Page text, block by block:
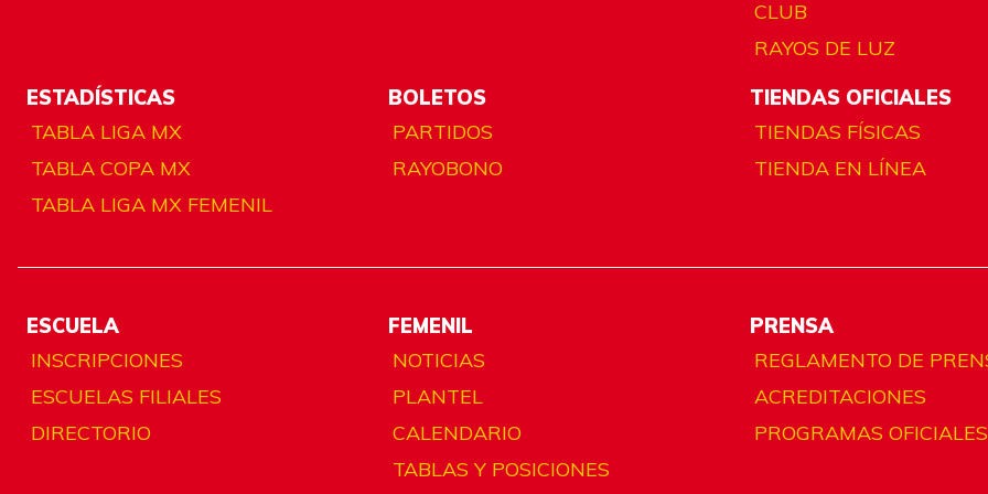
CLUB
RAYOS DE LUZ
ESTADÍSTICAS
TABLA LIGA MX
TABLA COPA MX
TABLA LIGA MX FEMENIL
BOLETOS
PARTIDOS
RAYOBONO
TIENDAS OFICIALES
TIENDAS FÍSICAS
TIENDA EN LÍNEA
ESCUELA
INSCRIPCIONES
ESCUELAS FILIALES
DIRECTORIO
FEMENIL
NOTICIAS
PLANTEL
CALENDARIO
TABLAS Y POSICIONES
PRENSA
REGLAMENTO DE
ACREDITACIONES
PROGRAMAS OFICIALES